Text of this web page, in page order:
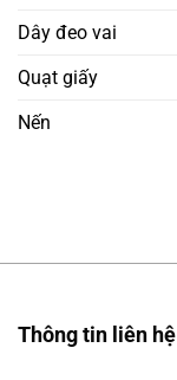
Dây đeo vai
Quạt giấy
Nến
Thông tin liên hệ